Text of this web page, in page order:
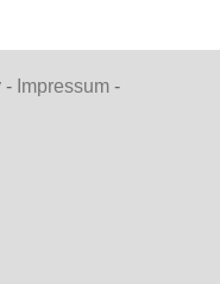
- Impressum -